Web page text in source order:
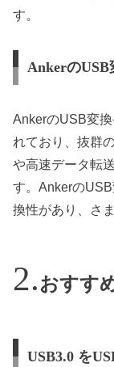
す。
AnkerのUSB
AnkerのUSB変
れており、抜群
や高速データ転
す。Ankerの
換性があり、さ
おすす
USB3.0 を